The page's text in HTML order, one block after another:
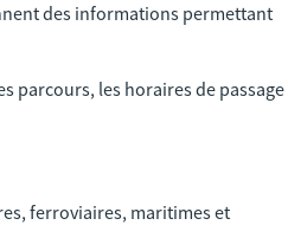
des informations permettant
parcours, les horaires de passage
ferroviaires, maritimes et